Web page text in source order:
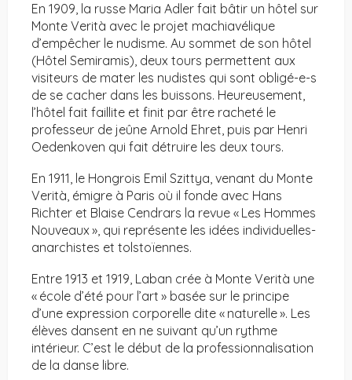
En 1909, la russe Maria Adler fait bâtir un hôtel sur
Monte Verità avec le projet machiavélique
d’empêcher le nudisme. Au sommet de son hôtel
(Hôtel Semiramis), deux tours permettent aux
visiteurs de mater les nudistes qui sont obligé-e-s
de se cacher dans les buissons. Heureusement,
l’hôtel fait faillite et finit par être racheté le
professeur de jeûne Arnold Ehret, puis par Henri
Oedenkoven qui fait détruire les deux tours.
En 1911, le Hongrois Emil Szittya, venant du Monte
Verità, émigre à Paris où il fonde avec Hans
Richter et Blaise Cendrars la revue « Les Hommes
Nouveaux », qui représente les idées individuelles-
anarchistes et tolstoïennes.
Entre 1913 et 1919, Laban crée à Monte Verità une
« école d’été pour l’art » basée sur le principe
d’une expression corporelle dite « naturelle ». Les
élèves dansent en ne suivant qu’un rythme
intérieur. C’est le début de la professionnalisation
de la danse libre.